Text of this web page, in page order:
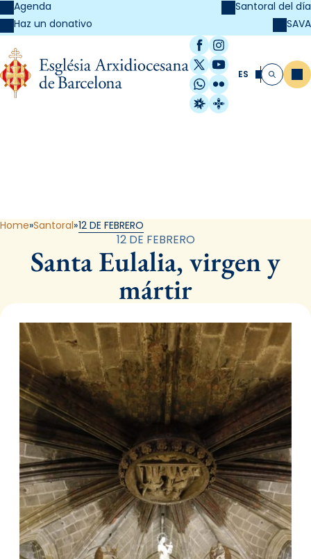
Agenda
Haz un donativo
Santoral del día
SAVA
Facebook
Instagram
X / Twitter
YouTube
WhatsApp
Flickr
Radio Estel
Catalunya
ES Buscar
Home Santoral 12 DE FEBRERO
12 DE FEBRERO
Santa Eulalia, virgen y
mártir